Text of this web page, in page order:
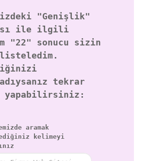
"Genişlik"
ile ilgili
"22" sonucu sizin
tekrar
yapabilirsiniz:
aramak
kelimeyi